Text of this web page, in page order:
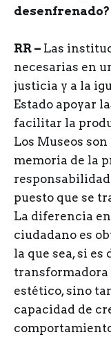
desenfrenado?
RR – Las
necesarias en
justicia y a la
Estado apoyar
facilitar la
Los Museos
memoria de la
puesto que se
La diferencia
ciudadano es
la que sea, si es
transformadora
estético, sino
capacidad de